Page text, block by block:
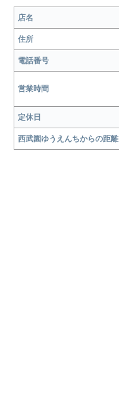
店名
住所
電話番号
営業時間
定休日
西武園ゆうえんちからの距離